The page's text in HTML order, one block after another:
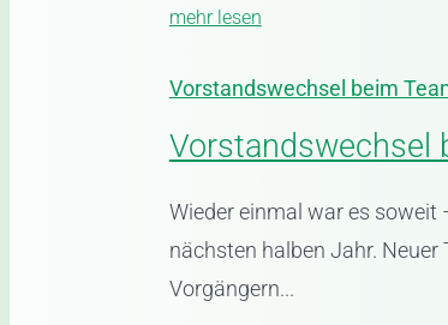
mehr lesen
Vorstandswechsel beim
Vorstandswechsel
Wieder einmal war es
nächsten halben Jahr.
Vorgängern...